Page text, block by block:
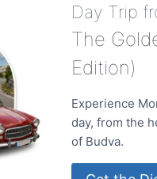
Day Trip
The
Edition)
Experience
day, from the
of Budva.